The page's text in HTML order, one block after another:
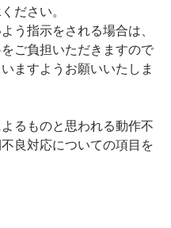
ださい。
う指示をされる場合は、
ご負担いただきますので
ますようお願いいたしま
るものと思われる動作不
良対応についての項目を